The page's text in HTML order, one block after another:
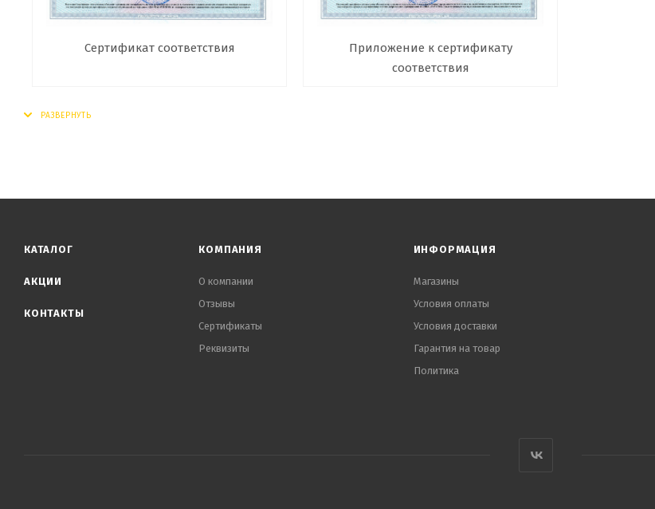
Сертификат соответствия
Приложение к сертификату
соответствия
КАТАЛОГ
АКЦИИ
КОНТАКТЫ
КОМПАНИЯ
О компании
Отзывы
Сертификаты
Реквизиты
ИНФОРМАЦИЯ
Магазины
Условия оплаты
Условия доставки
Гарантия на товар
Политика